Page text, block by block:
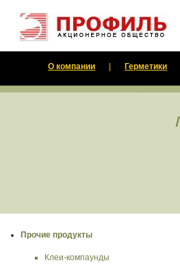
О компании Герметики
Прочие продукты
Клеи-компаунды